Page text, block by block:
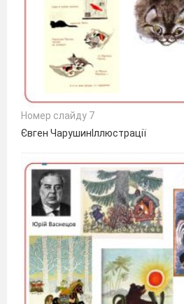
Номер слайду 7
Євген ЧарушинІллюстрації